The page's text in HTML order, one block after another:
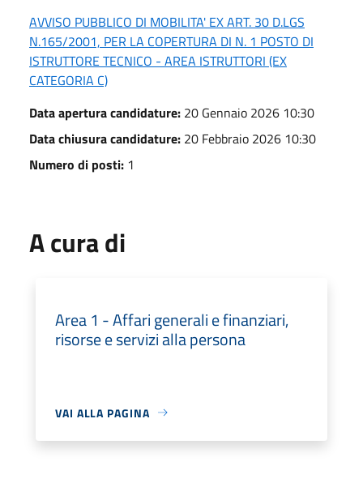
AVVISO PUBBLICO DI MOBILITA' EX ART. 30 D.LGS
N.165/2001, PER LA COPERTURA DI N. 1 POSTO DI
ISTRUTTORE TECNICO - AREA ISTRUTTORI (EX
CATEGORIA C)
Data apertura candidature: 20 Gennaio 2026 10:30
Data chiusura candidature: 20 Febbraio 2026 10:30
Numero di posti: 1
A cura di
Area 1 - Affari generali e finanziari,
risorse e servizi alla persona
VAI ALLA PAGINA